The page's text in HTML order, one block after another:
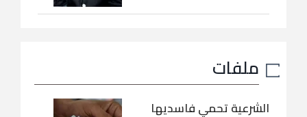
ملفات
الشرعية تحمي فاسديها